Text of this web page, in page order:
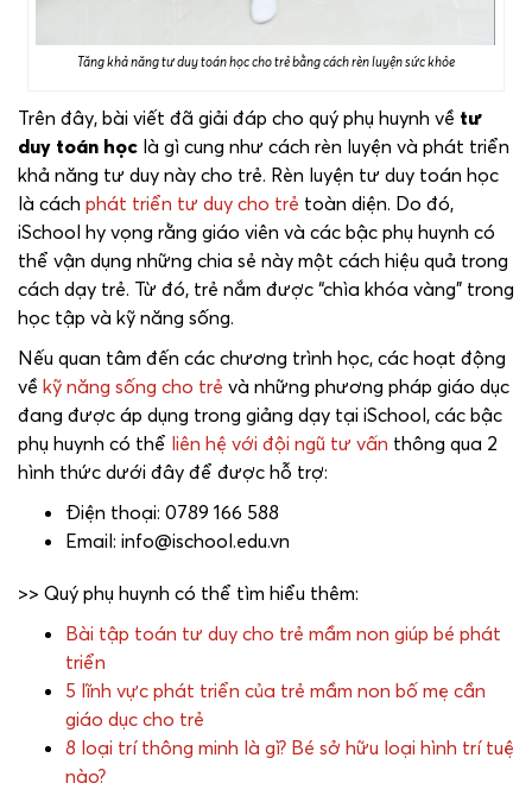
Tăng khả năng tư duy toán học cho trẻ bằng cách rèn luyện sức khỏe
Trên đây, bài viết đã giải đáp cho quý phụ huynh về tư
duy toán học là gì cung như cách rèn luyện và phát triển
khả năng tư duy này cho trẻ. Rèn luyện tư duy toán học
là cách phát triển tư duy cho trẻ toàn diện. Do đó,
iSchool hy vọng rằng giáo viên và các bậc phụ huynh có
thể vận dụng những chia sẻ này một cách hiệu quả trong
cách dạy trẻ. Từ đó, trẻ nắm được “chìa khóa vàng” trong
học tập và kỹ năng sống.
Nếu quan tâm đến các chương trình học, các hoạt động
về kỹ năng sống cho trẻ và những phương pháp giáo dục
đang được áp dụng trong giảng dạy tại iSchool, các bậc
phụ huynh có thể liên hệ với đội ngũ tư vấn thông qua 2
hình thức dưới đây để được hỗ trợ:
Điện thoại: 0789 166 588
Email: info@ischool.edu.vn
>> Quý phụ huynh có thể tìm hiểu thêm:
Bài tập toán tư duy cho trẻ mầm non giúp bé phát
triển
5 lĩnh vực phát triển của trẻ mầm non bố mẹ cần
giáo dục cho trẻ
8 loại trí thông minh là gì? Bé sở hữu loại hình trí tuệ
nào?